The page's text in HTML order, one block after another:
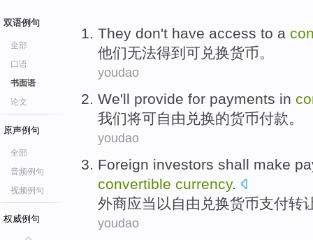
双语例句
全部
口语
书面语
论文
原声例句
全部
音频例句
视频例句
权威例句
They don't have access to a
他们无法得到 可 兑换货币。
youdao
We'll provide for payments in
我们将可自由 兑换的货币付款。
youdao
Foreign investors shall make
convertible currency.
外商应当 以 自由 兑换货币支付转
youdao